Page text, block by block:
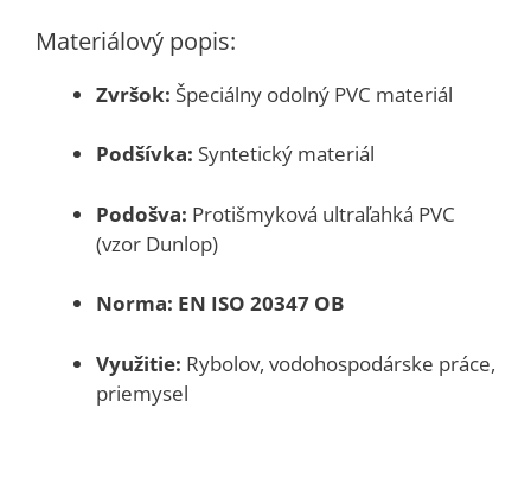
Materiálový popis:
Zvršok: Špeciálny odolný PVC materiál
Podšívka: Syntetický materiál
Podošva: Protišmyková ultraľahká PVC
(vzor Dunlop)
Norma: EN ISO 20347 OB
Využitie: Rybolov, vodohospodárske práce,
priemysel